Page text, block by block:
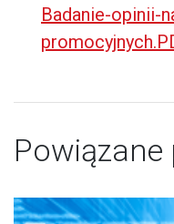
Badanie-opinii-
Powiązane